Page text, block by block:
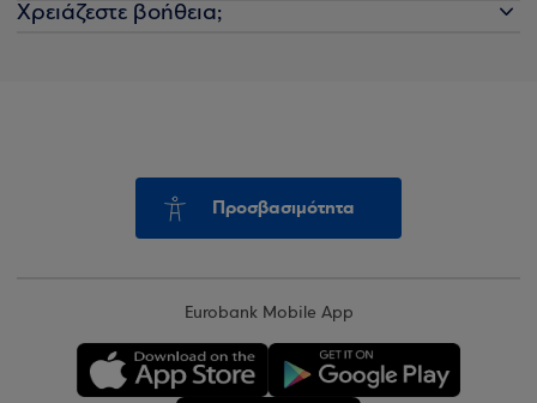
Χρειάζεστε βοήθεια;
Προσβασιμότητα
Eurobank Mobile App